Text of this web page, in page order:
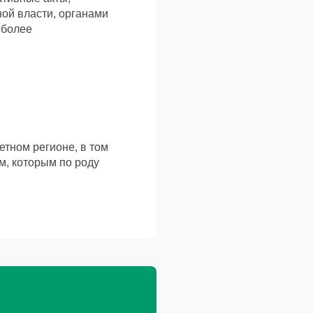
власти, органами
регионе, в том
которым по роду